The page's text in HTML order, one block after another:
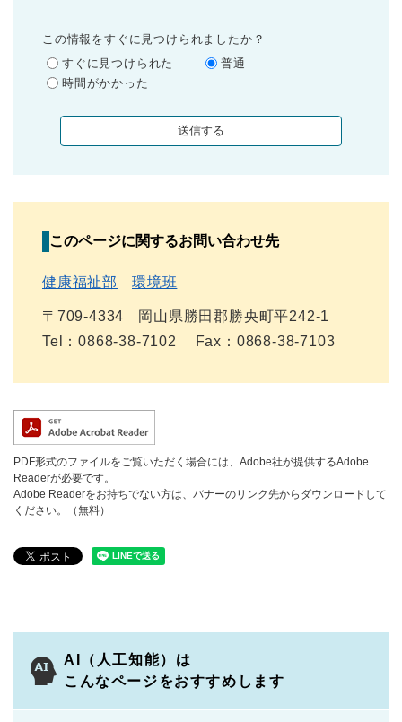
この情報をすぐに見つけられましたか？
すぐに見つけられた
普通
時間がかかった
このページに関するお問い合わせ先
健康福祉部 環境班
〒709-4334
岡山県勝田郡勝央町平242-1
Tel：0868-38-7102
Fax：0868-38-7103
PDF形式のファイルをご覧いただく場合には、Adobe社が提供するAdobe
Readerが必要です。
Adobe Readerをお持ちでない方は、バナーのリンク先からダウンロードして
ください。（無料）
AI（人工知能）は
こんなページをおすすめします